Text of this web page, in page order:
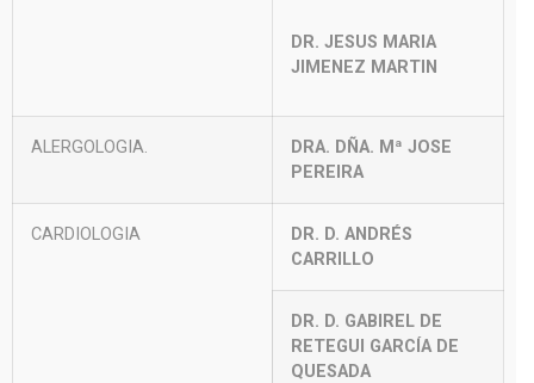
DR. JESUS MARIA
JIMENEZ MARTIN
ALERGOLOGIA.
DRA. DÑA. Mª JOSE
PEREIRA
CARDIOLOGIA
DR. D. ANDRÉS
CARRILLO
DR. D. GABIREL DE
RETEGUI GARCÍA DE
QUESADA